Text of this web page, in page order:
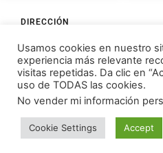
DIRECCIÓN
Edificio Baviera OF 512
+57 312 3190990
info@musicosbacata.com
Alianza Arte y Vanguardia
Usamos cookies en nuestro
experiencia más relevante
visitas repetidas. Da clic en
uso de TODAS las cookies.
No vender mi información
Cookie Settings Accept